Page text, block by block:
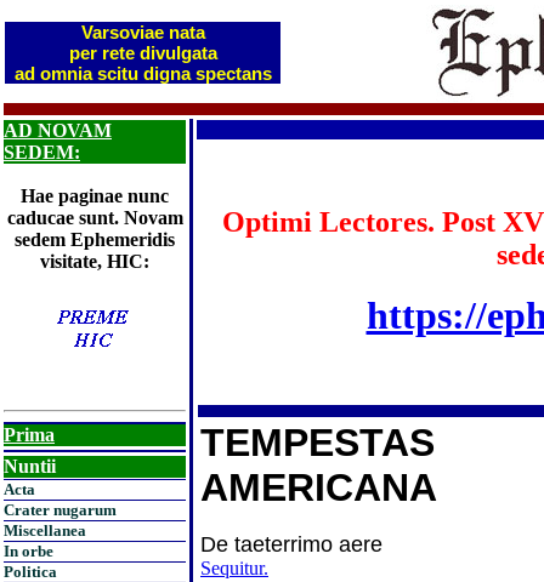
Varsoviae nata
per rete divulgata
ad omnia scitu digna spectans
AD NOVAM
SEDEM:
Hae paginae nunc
caducae sunt. Novam
sedem Ephemeridis
visitate, HIC:
Prima
Nuntii
Acta
Crater nugarum
Miscellanea
In orbe
Politica
Optimi Lectores. Post
https://
TEMPESTAS
AMERICANA
De taeterrimo aere
Sequitur.